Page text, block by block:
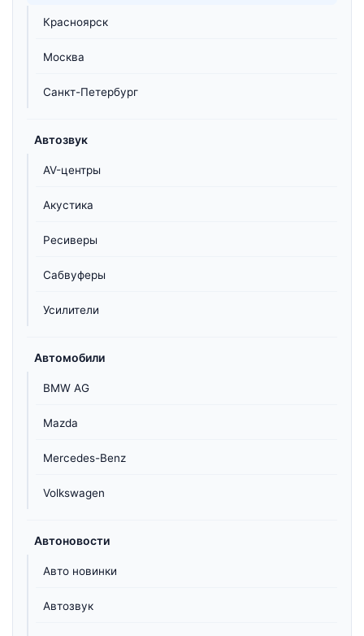
Красноярск
Москва
Санкт-Петербург
Автозвук
AV-центры
Акустика
Ресиверы
Сабвуферы
Усилители
Автомобили
BMW AG
Mazda
Mercedes-Benz
Volkswagen
Автоновости
Авто новинки
Автозвук